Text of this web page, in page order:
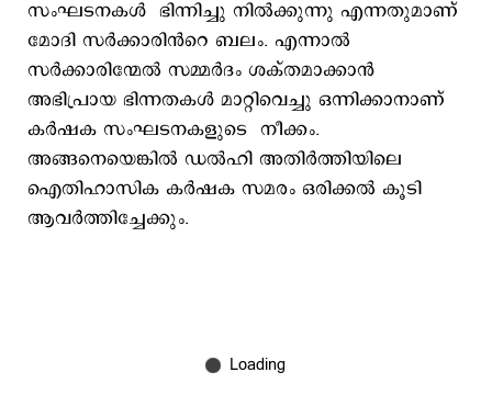
സംഘടനകൾ ഭിന്നിച്ചു നിൽക്കുന്നു എന്നതുമാണ്
മോദി സർക്കാരിൻറെ ബലം. എന്നാൽ
സർക്കാരിന്മേൽ സമ്മർദം ശക്തമാക്കാൻ
അഭിപ്രായ ഭിന്നതകൾ മാറ്റിവെച്ചു ഒന്നിക്കാനാണ്
കർഷക സംഘടനകളുടെ നീക്കം.
അങ്ങനെയെങ്കിൽ ഡൽഹി അതിർത്തിയിലെ
ഐതിഹാസിക കർഷക സമരം ഒരിക്കൽ കൂടി
ആവർത്തിച്ചേക്കും.